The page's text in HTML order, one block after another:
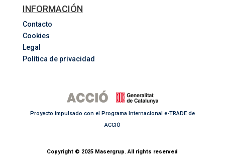
INFORMACIÓN
Contacto
Cookies
Legal
Política de privacidad
Proyecto impulsado con el Programa Internacional e-TRADE de
ACCIÓ
Copyright © 2025 Masergrup. All rights reserved